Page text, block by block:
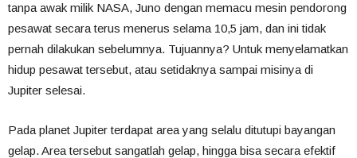
tanpa awak milik NASA, Juno dengan memacu mesin pendorong
pesawat secara terus menerus selama 10,5 jam, dan ini tidak
pernah dilakukan sebelumnya. Tujuannya? Untuk menyelamatkan
hidup pesawat tersebut, atau setidaknya sampai misinya di
Jupiter selesai.
Pada planet Jupiter terdapat area yang selalu ditutupi bayangan
gelap. Area tersebut sangatlah gelap, hingga bisa secara efektif